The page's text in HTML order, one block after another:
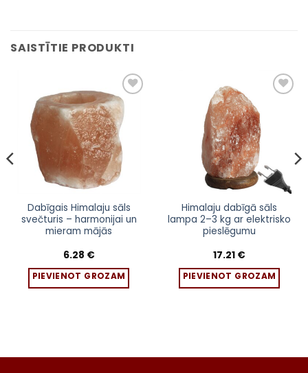
SAISTĪTIE PRODUKTI
Pievienot
sarakstam
Dabīgais Himalaju sāls
svečturis – harmonijai un
mieram mājās
6.28 €
PIEVIENOT GROZAM
Pievienot
sarakstam
Himalaju dabīgā sāls
lampa 2–3 kg ar elektrisko
pieslēgumu
17.21 €
PIEVIENOT GROZAM